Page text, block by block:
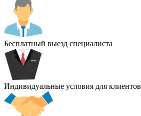
Бесплатный выезд специалиста
Индивидуальные условия для клиентов